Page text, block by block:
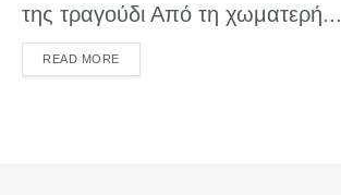
της τραγούδι Από τη χωματερή...
READ MOREDETAILS